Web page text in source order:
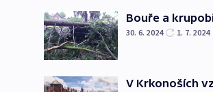
Bouře a
30. 6. 2024 1. 7. 2024
V Krkonoších